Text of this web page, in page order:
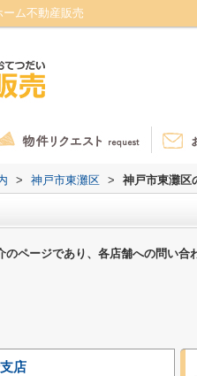
ム不動産販売
> 神戸市東灘区 > 神戸市東灘区
ページであり、各店舗への問い合
店